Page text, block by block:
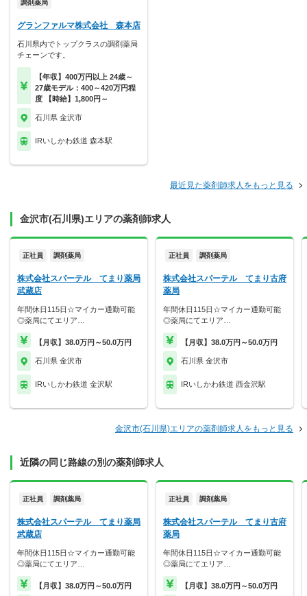
調剤薬局
グランファルマ株式会社 森本店
石川県内でトップクラスの調剤薬局
チェーンです。
【年収】400万円以上 24歳～
27歳モデル：400～420万円程
度 【時給】1,800円～
石川県 金沢市
IRいしかわ鉄道 森本駅
最近見た薬剤師求人をもっと見る
金沢市(石川県)エリアの薬剤師求人
正社員 調剤薬局
株式会社スパーテル てまり薬局
武蔵店
年間休日115日☆マイカー通勤可能
◎薬局にてエリア…
【月収】38.0万円～50.0万円
石川県 金沢市
IRいしかわ鉄道 金沢駅
正社員 調剤薬局
株式会社スパーテル てまり古府
薬局
年間休日115日☆マイカー通勤可能
◎薬局にてエリア…
【月収】38.0万円～50.0万円
石川県 金沢市
IRいしかわ鉄道 西金沢駅
金沢市(石川県)エリアの薬剤師求人をもっと見る
近隣の同じ路線の別の薬剤師求人
正社員 調剤薬局
株式会社スパーテル てまり薬局
武蔵店
年間休日115日☆マイカー通勤可能
◎薬局にてエリア…
【月収】38.0万円～50.0万円
正社員 調剤薬局
株式会社スパーテル てまり古府
薬局
年間休日115日☆マイカー通勤可能
◎薬局にてエリア…
【月収】38.0万円～50.0万円